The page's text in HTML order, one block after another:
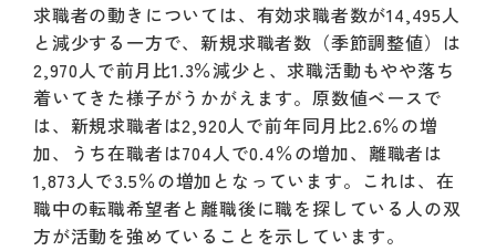
求職者の動きについては、有効求職者数が14,495人
と減少する一方で、新規求職者数（季節調整値）は
2,970人で前月比1.3％減少と、求職活動もやや落ち
着いてきた様子がうかがえます。原数値ベースで
は、新規求職者は2,920人で前年同月比2.6％の増
加、うち在職者は704人で0.4％の増加、離職者は
1,873人で3.5％の増加となっています。これは、在
職中の転職希望者と離職後に職を探している人の双
方が活動を強めていることを示しています。